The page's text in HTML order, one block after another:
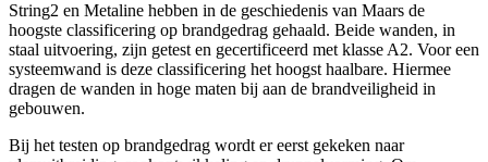
String2 en Metaline hebben in de geschiedenis van Maars de
hoogste classificering op brandgedrag gehaald. Beide wanden, in
staal uitvoering, zijn getest en gecertificeerd met klasse A2. Voor een
systeemwand is deze classificering het hoogst haalbare. Hiermee
dragen de wanden in hoge maten bij aan de brandveiligheid in
gebouwen.
Bij het testen op brandgedrag wordt er eerst gekeken naar